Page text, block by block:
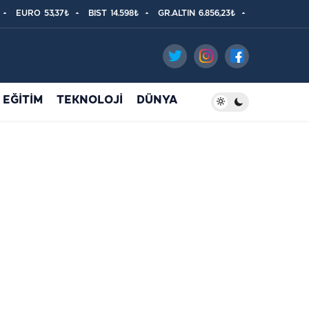
EURO 53,37₺ BIST 14.598₺ GR.ALTIN 6.856,23₺
EĞİTİM TEKNOLOJİ DÜNYA